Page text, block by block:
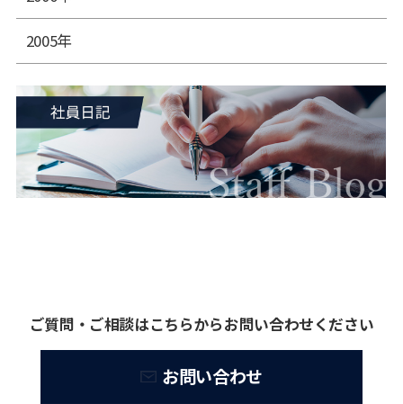
2005年
ご質問・ご相談はこちらからお問い合わせください
お問い合わせ